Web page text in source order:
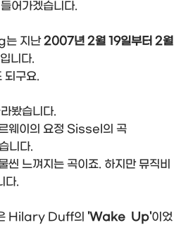
어가겠습니다.
지난2007년 2월 19일부터 2월
니다.
되구요.
봤습니다.
웨이의 요정 Sissel의 곡
니다.
씬 느껴지는 곡이죠. 하지만 뮤직비
다.
Hilary Duff의 'Wake Up'이었